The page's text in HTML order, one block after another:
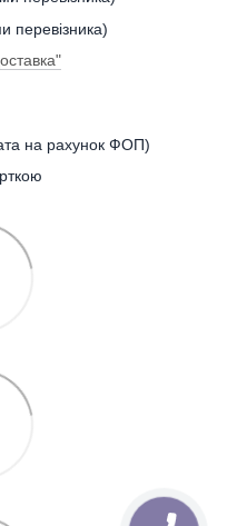
перевізника)
на рахунок ФОП)